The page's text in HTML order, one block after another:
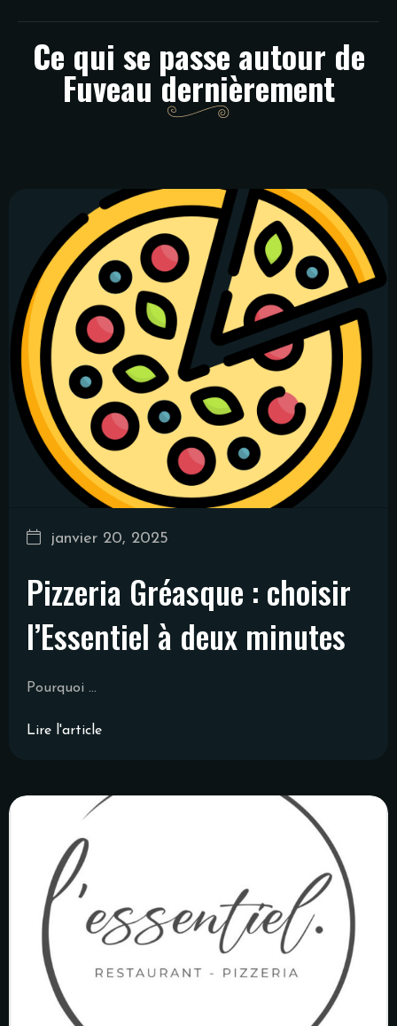
Ce qui se passe autour de
Fuveau dernièrement
janvier 20, 2025
Pizzeria Gréasque : choisir
l’Essentiel à deux minutes
Pourquoi ...
Lire l'article